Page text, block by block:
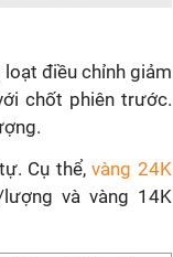
loạt điều chỉnh giảm
chốt phiên trước.
Cụ thể, vàng 24K
và vàng 14K